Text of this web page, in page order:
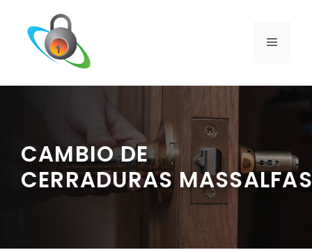
contenido
MENÚ
CAMBIO DE
CERRADURAS